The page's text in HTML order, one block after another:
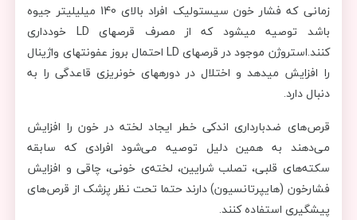
زمانی که فشار خون سیستولیک افراد بالای 140 میلیلیتر جیوه
باشد توصیه میشود که از مصرف قرصهای LD خودداری
کنند.استروژن موجود در قرصهای LD احتمال بروز عفونتهای واژینال
را افزایش میدهد و اختلال در دورههای خونریزی قاعدگی را به
دنبال دارد.
قرص‌های ضدبارداری اندکی خطر ایجاد لخته در خون را افزایش
می‌دهند به همین دلیل توصیه می‌شود افرادی که سابقه
سکته‌های قلبی، تصلب شرایین، لخته‌ی خونی، چاقی و افزایش
فشارخون (هایپرتانسیون) دارند حتما تحت نظر پزشک از قرص‌های
پیشگیری استفاده کنند.